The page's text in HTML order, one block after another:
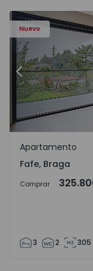
Nuevo
Anterior
Fafe, Braga
Apartamento
Fafe, Braga
Comprar
3 2 305